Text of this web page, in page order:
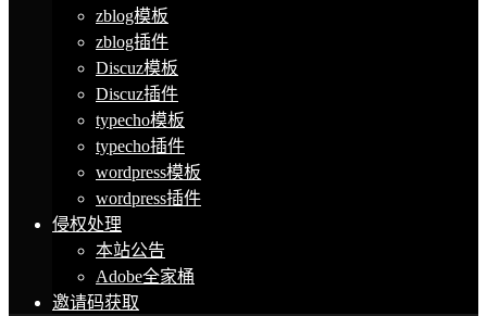
zblog模板
zblog插件
Discuz模板
Discuz插件
typecho模板
typecho插件
wordpress模板
wordpress插件
侵权处理
本站公告
Adobe全家桶
邀请码获取